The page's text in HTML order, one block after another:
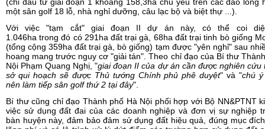
một sân golf 18 lỗ, nhà nghỉ dưỡng, câu lạc bộ và biệt thự ...).
Với việc "tạm cắt" giai đoạn II dự án này, có thể coi
1.046ha trong đó có 291ha đất trại gà, 68ha đất trại tinh bò giống
(tổng cộng 359ha đất trại gà, bò giống) tạm được "yên nghỉ" sau
hoang mang trước nguy cơ "giải tán". Theo chỉ đạo của Bí thư
Nội Phạm Quang Nghị, "giai đoạn II của dự án cần được nghiên cứu
sở qui hoạch sẽ được Thủ tướng Chính phủ phê duyệt" và "chú
nên làm tiếp sân golf thứ 2 tại đây".
Bí thư cũng chỉ đạo Thành phố Hà Nội phối hợp với Bộ NN&PTNT
việc sử dụng đất đai của các doanh nghiệp và đơn vị sự nghiệp
bàn huyện này, đảm bảo đảm sử dụng đất hiệu quả, đúng mục